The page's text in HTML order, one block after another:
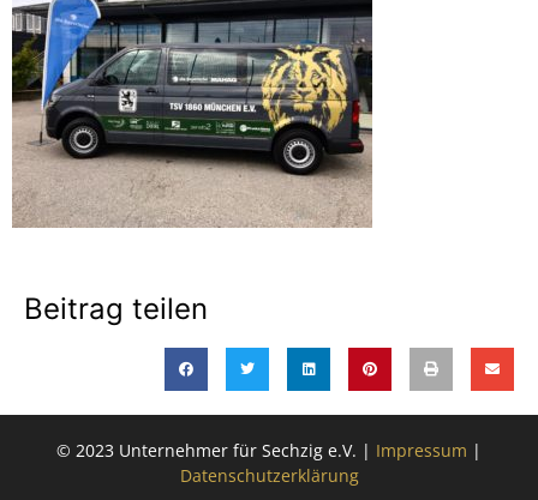
Beitrag teilen
© 2023 Unternehmer für Sechzig e.V. | Impressum |
Datenschutzerklärung